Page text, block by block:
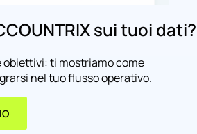
sui tuoi dati?
obiettivi: ti mostriamo come
nel tuo flusso operativo.